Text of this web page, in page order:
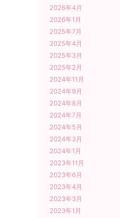
2026年4月
2026年1月
2025年7月
2025年4月
2025年3月
2025年2月
2024年11月
2024年9月
2024年8月
2024年7月
2024年5月
2024年3月
2024年1月
2023年11月
2023年6月
2023年4月
2023年3月
2023年1月